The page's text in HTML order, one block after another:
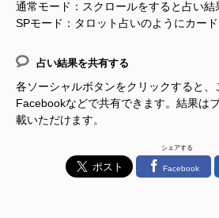
通常モード：スクロールをすると占い
SPモード：タロット占いのようにカー
占い結果を共有する
各ソーシャルボタンをクリックすると
Facebookなどで共有できます。結果は
載いただけます。
シェアする
Facebook